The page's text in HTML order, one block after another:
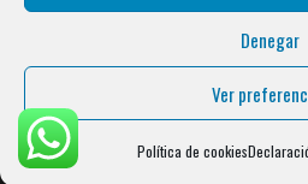
Denegar
Ver
Política de cookies
Rebel Barbell S.L. B66099904 Pasaje
info@condalcrossfit.com © Copyright 2025
Política de Cookies -Aviso